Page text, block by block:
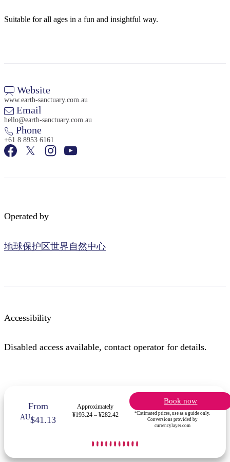
Sign
Suitable for all ages in a fun and insightful way.
Website
www.earth-sanctuary.com.au
Email
hello@earth-sanctuary.com.au
Phone
+61 8 8953 6161
Operated by
地球保护区世界自然中心
Accessibility
Disabled access available, contact operator for details.
From
AU$41.13
Approximately
¥193.24 – ¥282.42
Book now
*Estimated prices, use as a guide only.
Conversions provided by
currencylayer.com